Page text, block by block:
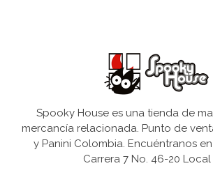
Spooky House es una tienda de
mercancía relacionada. Punto de
y Panini Colombia. Encuéntranos
Carrera 7 No. 46-20 Local